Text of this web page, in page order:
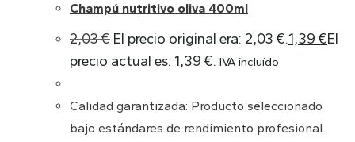
Champú nutritivo oliva 400ml
2,03€ El precio original era: 2,03 €.1,39 €El
precio actual es: 1,39 €. IVA incluído
Calidad garantizada: Producto seleccionado
bajo estándares de rendimiento profesional.